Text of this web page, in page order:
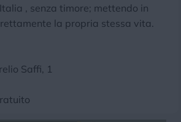
, senza timore; mettendo in
la propria stessa vita.
Saffi, 1